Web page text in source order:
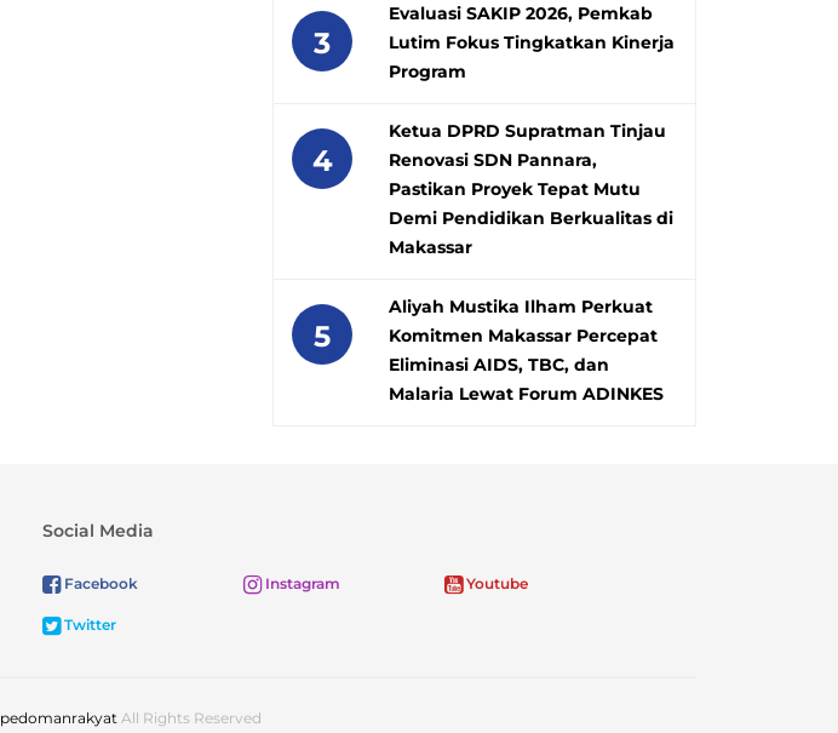
3
Evaluasi SAKIP 2026, Pemkab
Lutim Fokus Tingkatkan Kinerja
Program
4
Ketua DPRD Supratman Tinjau
Renovasi SDN Pannara,
Pastikan Proyek Tepat Mutu
Demi Pendidikan Berkualitas di
Makassar
5
Aliyah Mustika Ilham Perkuat
Komitmen Makassar Percepat
Eliminasi AIDS, TBC, dan
Malaria Lewat Forum ADINKES
Social Media
Facebook Instagram Youtube
Twitter
pedomanrakyat All Rights Reserved